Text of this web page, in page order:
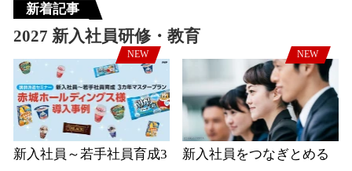
新着記事
2027 新入社員研修・教育
NEW
新入社員～若手社員育成3
NEW
新入社員をつなぎとめる